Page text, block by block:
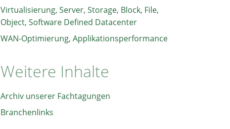
Virtualisierung, Server, Storage, Block, File,
Object, Software Defined Datacenter
WAN-Optimierung, Applikationsperformance
Weitere Inhalte
Archiv unserer Fachtagungen
Branchenlinks